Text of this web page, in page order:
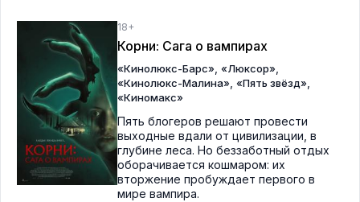
18+
Корни: Сага о вампирах
«Кинолюкс-Барс» «Люксор»
«Кинолюкс-Малина» «Пять звёзд»
«Киномакс»
Пять блогеров решают провести
выходные вдали от цивилизации, в
глубине леса. Но беззаботный отдых
оборачивается кошмаром: их
вторжение пробуждает первого в
мире вампира.